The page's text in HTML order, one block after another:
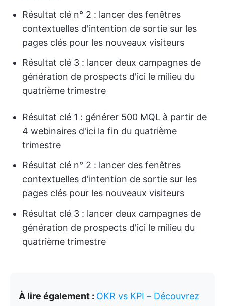
Résultat clé n° 2 : lancer des fenêtres
contextuelles d'intention de sortie sur les
pages clés pour les nouveaux visiteurs
Résultat clé 3 : lancer deux campagnes de
génération de prospects d'ici le milieu du
quatrième trimestre
Résultat clé 1 : générer 500 MQL à partir de
4 webinaires d'ici la fin du quatrième
trimestre
Résultat clé n° 2 : lancer des fenêtres
contextuelles d'intention de sortie sur les
pages clés pour les nouveaux visiteurs
Résultat clé 3 : lancer deux campagnes de
génération de prospects d'ici le milieu du
quatrième trimestre
À lire également : OKR vs KPI – Découvrez